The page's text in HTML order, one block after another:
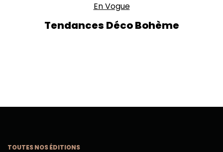
En Vogue
Tendances Déco Bohème
TOUTES NOS ÉDITIONS